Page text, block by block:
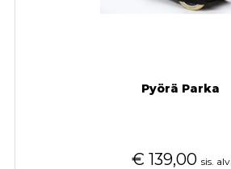
Pyörä Parka
€ 139,00 sis. alv